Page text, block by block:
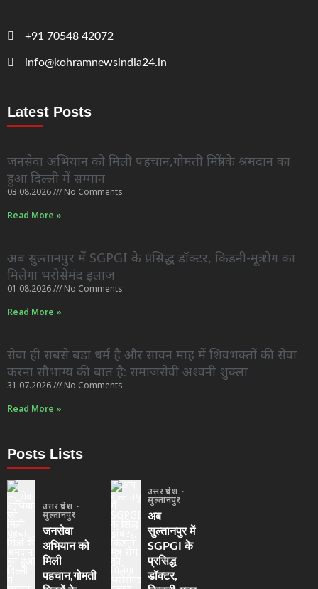
+91 70548 42072
info@kohramnewsindia24.in
Latest Posts
जनसेवा अभियान को मिली पहचान,गोमती मित्रों के श्रमदान का
हुआ दिल्ली में सम्मान
03.08.2026
No Comments
Read More »
अब सुल्तानपुर में SGPGI के प्रसिद्ध डॉक्टर, किडनी-मूत्र रोग का
मिलेगा भरोसेमंद इलाज
01.08.2026
No Comments
Read More »
सेवा ही सबसे बड़ा धर्म है और सावन माह में शिवभक्तों की सेवा
करना सौभाग्य की बात है: समाजसेवी अश्वनी शुक्ला
31.07.2026
No Comments
Read More »
Posts Lists
उत्तर प्रदेश
सुल्तानपुर
जनसेवा
अभियान को
मिली
पहचान,गोमती
उत्तर प्रदेश
सुल्तानपुर
अब
सुल्तानपुर में
SGPGI के
प्रसिद्ध
डॉक्टर,